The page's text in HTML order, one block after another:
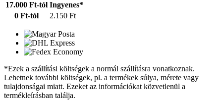
17.000 Ft-tól Ingyenes*
0 Ft-tól
2.150 Ft
*Ezek a szállítási költségek a normál szállításra vonatkoznak.
Lehetnek további költségek, pl. a termékek súlya, mérete vagy
tulajdonságai miatt. Ezeket az információkat közvetlenül a
termékleírásban találja.